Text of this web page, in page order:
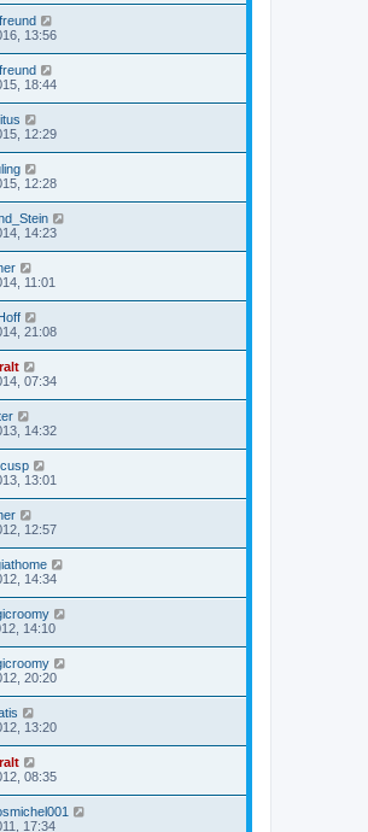
13:56
18:44
12:29
12:28
14:23
11:01
21:08
07:34
14:32
13:01
12:57
14:34
14:10
20:20
13:20
08:35
17:34